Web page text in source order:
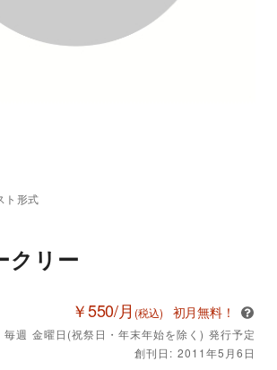
ト形式
クリー
￥550/月 (税込) 初月無料！
毎週 金曜日(祝祭日・年末年始を除く) 発行予定
創刊日: 2011年5月6日